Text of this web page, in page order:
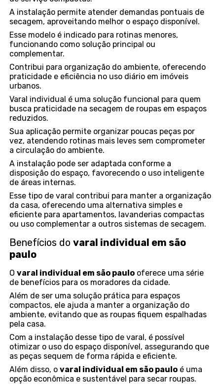
A instalação permite atender demandas pontuais de
secagem, aproveitando melhor o espaço disponível.
Esse modelo é indicado para rotinas menores,
funcionando como solução principal ou
complementar.
Contribui para organização do ambiente, oferecendo
praticidade e eficiência no uso diário em imóveis
urbanos.
Varal individual é uma solução funcional para quem
busca praticidade na secagem de roupas em espaços
reduzidos.
Sua aplicação permite organizar poucas peças por
vez, atendendo rotinas mais leves sem comprometer
a circulação do ambiente.
A instalação pode ser adaptada conforme a
disposição do espaço, favorecendo o uso inteligente
de áreas internas.
Esse tipo de varal contribui para manter a organização
da casa, oferecendo uma alternativa simples e
eficiente para apartamentos, lavanderias compactas
ou uso complementar a outros sistemas de secagem.
Benefícios dovaral individual em são
paulo
Ovaral individual em são paulo oferece uma série
de benefícios para os moradores da cidade.
Além de ser uma solução prática para espaços
compactos, ele ajuda a manter a organização do
ambiente, evitando que as roupas fiquem espalhadas
pela casa.
Com a instalação desse tipo de varal, é possível
otimizar o uso do espaço disponível, assegurando que
as peças sequem de forma rápida e eficiente.
Além disso, ovaral individual em são paulo é uma
opção econômica e sustentável para secar roupas.